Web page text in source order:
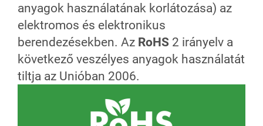
anyagok használatának korlátozása) az
elektromos és elektronikus
berendezésekben. Az RoHS 2 irányelv a
következő veszélyes anyagok használatát
tiltja az Unióban 2006.